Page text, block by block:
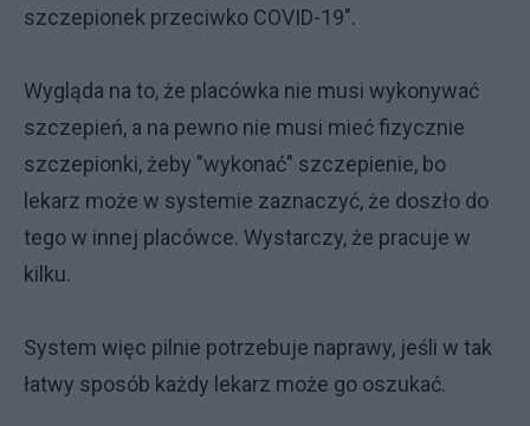
szczepionek przeciwko COVID-19".
Wygląda na to, że placówka nie musi wykonywać
szczepień, a na pewno nie musi mieć fizycznie
szczepionki, żeby "wykonać" szczepienie, bo
lekarz może w systemie zaznaczyć, że doszło do
tego w innej placówce. Wystarczy, że pracuje w
kilku.
System więc pilnie potrzebuje naprawy, jeśli w tak
łatwy sposób każdy lekarz może go oszukać.